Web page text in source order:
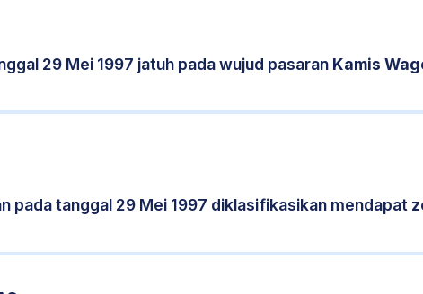
29 Mei 1997 jatuh pada wujud pasaran Kamis
pada tanggal 29 Mei 1997 diklasifikasikan mendapat